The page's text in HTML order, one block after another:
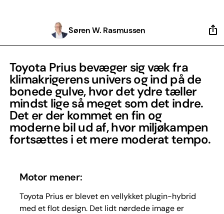
Søren W. Rasmussen
Toyota Prius bevæger sig væk fra
klimakrigerens univers og ind på de
bonede gulve, hvor det ydre tæller
mindst lige så meget som det indre.
Det er der kommet en fin og
moderne bil ud af, hvor miljøkampen
fortsættes i et mere moderat tempo.
Motor mener:
Toyota Prius er blevet en vellykket plugin-hybrid
med et flot design. Det lidt nørdede image er